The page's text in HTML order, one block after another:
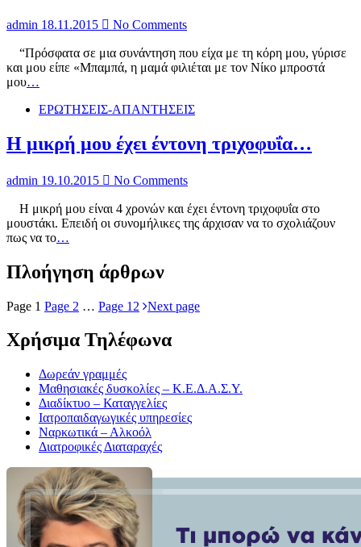
admin 18.11.2015 No Comments
“Πρόσφατα σε μια συνάντηση που είχα με τη κόρη μου, γύρισε
και μου είπε «Μπαμπά, η μαμά φιλιέται με τον Νίκο μπροστά
μου…
ΕΡΩΤΗΣΕΙΣ-ΑΠΑΝΤΗΣΕΙΣ
Η μικρή μου έχει έντονη τριχοφυΐα…
admin 19.10.2015 No Comments
Η μικρή μου είναι 4 χρονών και έχει έντονη τριχοφυΐα στο
μουστάκι. Επειδή οι συνομήλικες της άρχισαν να το σχολιάζουν
πως να το…
Πλοήγηση άρθρων
Page 1 Page 2 … Page 12 Next page
Χρήσιμα Τηλέφωνα
Δωρεάν γραμμές
Μαθησιακές δυσκολίες – Κ.Ε.Δ.Α.Σ.Υ.
Διαδίκτυο – Καταγγελίες
Ιατροπαιδαγωγικές υπηρεσίες
Ναρκωτικά – Αλκοόλ
Διατροφικές Διαταραχές